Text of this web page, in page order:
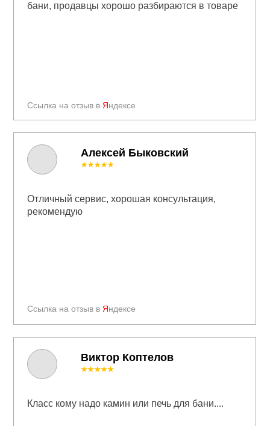
Ссылка на отзыв в Яндексе
бани, продавцы хорошо разбираются в товаре
Алексей Быковский
Ссылка на отзыв в Яндексе
★★★★★
Отличный сервис, хорошая консультация,
рекомендую
★★★★★
Класс кому надо камин или печь для бани....
Виктор Коптелов